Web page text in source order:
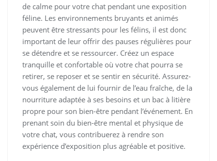
de calme pour votre chat pendant une exposition
féline. Les environnements bruyants et animés
peuvent être stressants pour les félins, il est donc
important de leur offrir des pauses régulières pour
se détendre et se ressourcer. Créez un espace
tranquille et confortable où votre chat pourra se
retirer, se reposer et se sentir en sécurité. Assurez-
vous également de lui fournir de l’eau fraîche, de la
nourriture adaptée à ses besoins et un bac à litière
propre pour son bien-être pendant l’événement. En
prenant soin du bien-être mental et physique de
votre chat, vous contribuerez à rendre son
expérience d’exposition plus agréable et positive.